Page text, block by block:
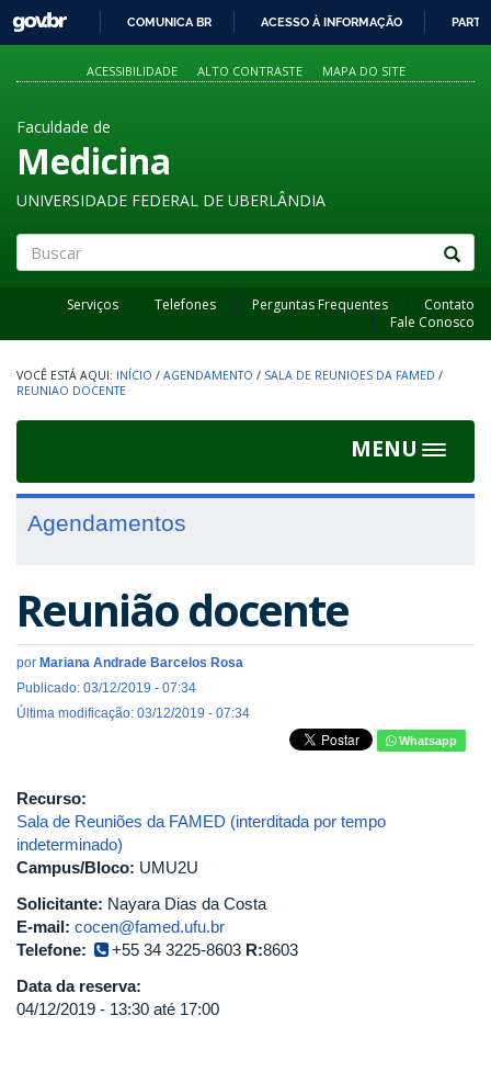
PARA
O
GOVBR
COMUNICA BR ACESSO À INFORMAÇÃO
ACESSIBILIDADE ALTO CONTRASTE MAPA DO SITE
Faculdade de
Medicina
UNIVERSIDADE FEDERAL DE UBERLÂNDIA
Serviços Telefones Perguntas Frequentes
Contato
Fale Conosco
INÍCIO / AGENDAMENTO / SALA DE REUNIOES DA FAMED /
REUNIAO DOCENTE
MENU
Toggle
Agendamentos
Reunião docente
por Mariana Andrade Barcelos Rosa
Publicado: 03/12/2019 - 07:34
Última modificação: 03/12/2019 - 07:34
Whatsapp
Recurso:
Sala de Reuniões da FAMED (interditada por tempo
indeterminado)
Campus/Bloco: UMU2U
Solicitante: Nayara Dias da Costa
E-mail: cocen@famed.ufu.br
Telefone:
+55 34 3225-8603 R:8603
Data da reserva:
04/12/2019 - 13:30 até 17:00